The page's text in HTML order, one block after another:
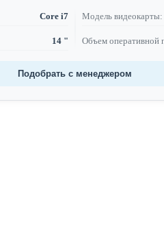
Core i7 Модель видеокарты:
14 " Объем оперативной
Подобрать с менеджером